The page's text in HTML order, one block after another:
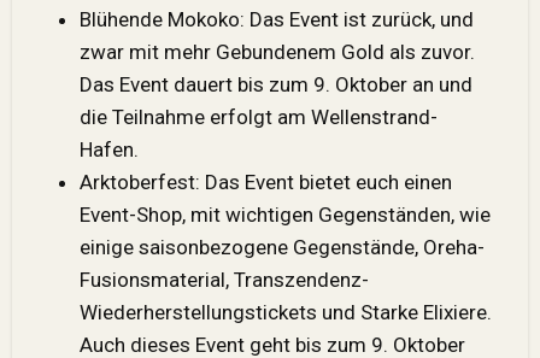
Blühende Mokoko: Das Event ist zurück, und
zwar mit mehr Gebundenem Gold als zuvor.
Das Event dauert bis zum 9. Oktober an und
die Teilnahme erfolgt am Wellenstrand-
Hafen.
Arktoberfest: Das Event bietet euch einen
Event-Shop, mit wichtigen Gegenständen, wie
einige saisonbezogene Gegenstände, Oreha-
Fusionsmaterial, Transzendenz-
Wiederherstellungstickets und Starke Elixiere.
Auch dieses Event geht bis zum 9. Oktober